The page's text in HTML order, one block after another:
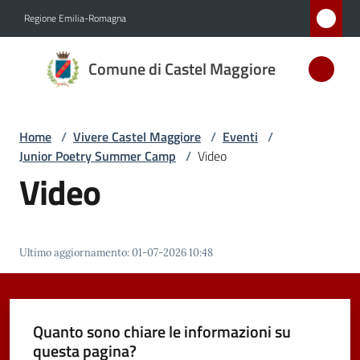
Regione Emilia-Romagna
Comune di Castel Maggiore
Comune
di Castel
D'ARGENTO
AL MERITO
CIVILE
Amministrazione
Novità
Servizi
Home / Vivere Castel Maggiore / Eventi /
Junior Poetry Summer Camp / Video
Video
Ultimo aggiornamento:01-07-2026 10:48
Quanto sono chiare le informazioni su
questa pagina?